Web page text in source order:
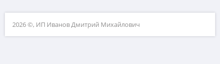
2026 ©, ИП Иванов Дмитрий Михайлович